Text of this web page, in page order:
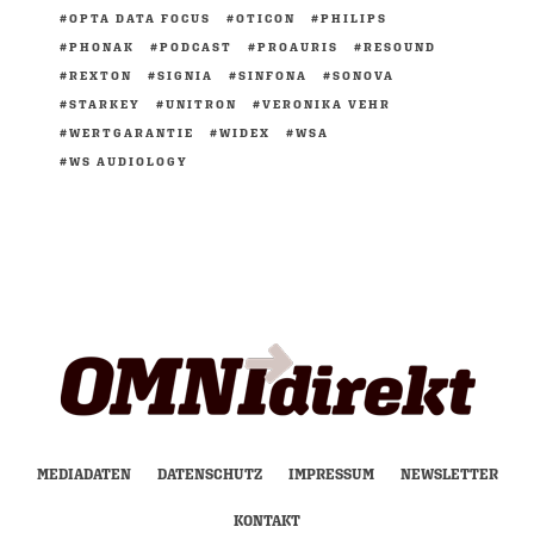
OPTA DATA FOCUS
OTICON
PHILIPS
PHONAK
PODCAST PROAURIS
RESOUND
REXTON
SIGNIA SINFONA
SONOVA
STARKEY
UNITRON
VERONIKA VEHR
WERTGARANTIE
WIDEX
WSA
WS AUDIOLOGY
MEDIADATEN DATENSCHUTZ IMPRESSUM NEWSLETTER
KONTAKT